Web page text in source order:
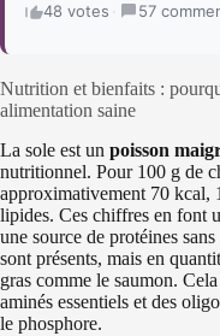
48 votes · 57
Nutrition et bienfaits :
alimentation saine
La sole est un poisson
nutritionnel. Pour 100 g de
approximativement 70 kcal,
lipides. Ces chiffres en font
une source de protéines
sont présents, mais en
gras comme le saumon.
aminés essentiels et des
le phosphore.